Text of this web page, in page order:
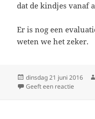
dat de kindjes vanaf
Er is nog een
weten we het zeker.
Geplaatst
op
dinsdag 21 juni 2016
Geeft een reactie